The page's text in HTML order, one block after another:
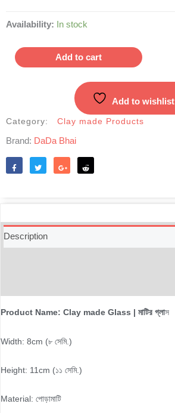
Availability: In stock
Clay
Glass
Add to cart
Add to wishlist
Category: Clay made Products
Brand: DaDa Bhai
Description
Product Name: Clay made Glass | মাটির গ্লাস
Width: 8cm (৮ সেমি.)
Height: 11cm (১১ সেমি.)
Material: পোড়ামাটি